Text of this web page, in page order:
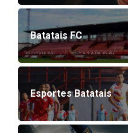
Batatais FC
Esportes Batatais